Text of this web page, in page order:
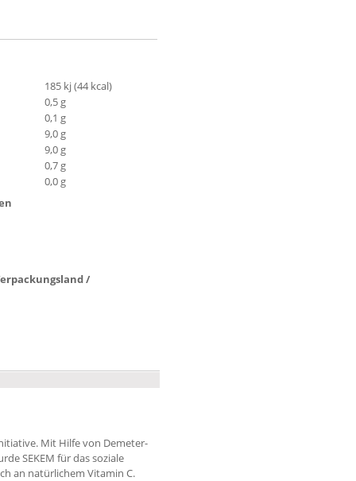
185 kj (44 kcal)
0,5 g
0,1 g
9,0 g
9,0 g
0,7 g
0,0 g
/
Mit Hilfe von Demeter-
SEKEM für das soziale
an natürlichem Vitamin C.